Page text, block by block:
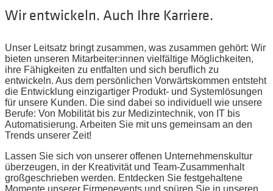
Wir entwickeln. Auch Ihre Karriere.
Unser Leitsatz bringt zusammen, was zusammen gehört: Wir
bieten unseren Mitarbeiter:innen vielfältige Möglichkeiten,
ihre Fähigkeiten zu entfalten und sich beruflich zu
entwickeln. Aus dem persönlichen Vorwärtskommen entsteht
die Entwicklung einzigartiger Produkt- und Systemlösungen
für unsere Kunden. Die sind dabei so individuell wie unsere
Berufe: Von Mobilität bis zur Medizintechnik, von IT bis
Automatisierung. Arbeiten Sie mit uns gemeinsam an den
Trends unserer Zeit!
Lassen Sie sich von unserer offenen Unternehmenskultur
überzeugen, in der Kreativität und Team-Zusammenhalt
großgeschrieben werden. Entdecken Sie festgehaltene
Momente unserer Firmenevents und spüren Sie in unseren